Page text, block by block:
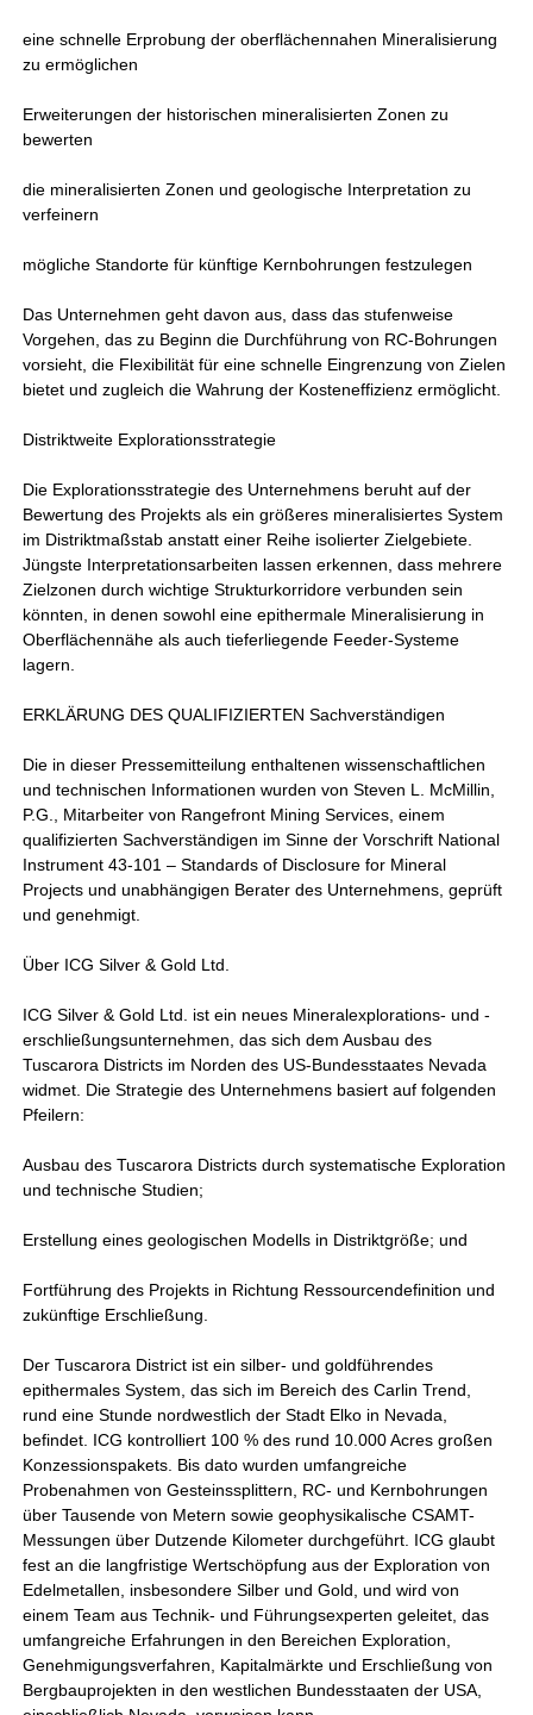
eine schnelle Erprobung der oberflächennahen Mineralisierung
zu ermöglichen
Erweiterungen der historischen mineralisierten Zonen zu
bewerten
die mineralisierten Zonen und geologische Interpretation zu
verfeinern
mögliche Standorte für künftige Kernbohrungen festzulegen
Das Unternehmen geht davon aus, dass das stufenweise
Vorgehen, das zu Beginn die Durchführung von RC-Bohrungen
vorsieht, die Flexibilität für eine schnelle Eingrenzung von Zielen
bietet und zugleich die Wahrung der Kosteneffizienz ermöglicht.
Distriktweite Explorationsstrategie
Die Explorationsstrategie des Unternehmens beruht auf der
Bewertung des Projekts als ein größeres mineralisiertes System
im Distriktmaßstab anstatt einer Reihe isolierter Zielgebiete.
Jüngste Interpretationsarbeiten lassen erkennen, dass mehrere
Zielzonen durch wichtige Strukturkorridore verbunden sein
könnten, in denen sowohl eine epithermale Mineralisierung in
Oberflächennähe als auch tieferliegende Feeder-Systeme
lagern.
ERKLÄRUNG DES QUALIFIZIERTEN Sachverständigen
Die in dieser Pressemitteilung enthaltenen wissenschaftlichen
und technischen Informationen wurden von Steven L. McMillin,
P.G., Mitarbeiter von Rangefront Mining Services, einem
qualifizierten Sachverständigen im Sinne der Vorschrift National
Instrument 43-101 – Standards of Disclosure for Mineral
Projects und unabhängigen Berater des Unternehmens, geprüft
und genehmigt.
Über ICG Silver & Gold Ltd.
ICG Silver & Gold Ltd. ist ein neues Mineralexplorations- und -
erschließungsunternehmen, das sich dem Ausbau des
Tuscarora Districts im Norden des US-Bundesstaates Nevada
widmet. Die Strategie des Unternehmens basiert auf folgenden
Pfeilern:
Ausbau des Tuscarora Districts durch systematische Exploration
und technische Studien;
Erstellung eines geologischen Modells in Distriktgröße; und
Fortführung des Projekts in Richtung Ressourcendefinition und
zukünftige Erschließung.
Der Tuscarora District ist ein silber- und goldführendes
epithermales System, das sich im Bereich des Carlin Trend,
rund eine Stunde nordwestlich der Stadt Elko in Nevada,
befindet. ICG kontrolliert 100 % des rund 10.000 Acres großen
Konzessionspakets. Bis dato wurden umfangreiche
Probenahmen von Gesteinssplittern, RC- und Kernbohrungen
über Tausende von Metern sowie geophysikalische CSAMT-
Messungen über Dutzende Kilometer durchgeführt. ICG glaubt
fest an die langfristige Wertschöpfung aus der Exploration von
Edelmetallen, insbesondere Silber und Gold, und wird von
einem Team aus Technik- und Führungsexperten geleitet, das
umfangreiche Erfahrungen in den Bereichen Exploration,
Genehmigungsverfahren, Kapitalmärkte und Erschließung von
Bergbauprojekten in den westlichen Bundesstaaten der USA,